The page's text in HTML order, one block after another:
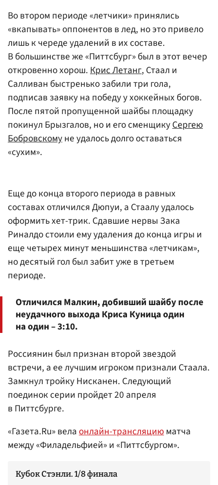
Во втором периоде «летчики» принялись
«вкапывать» оппонентов в лед, но это привело
лишь к череде удалений в их составе.
В большинстве же «Питтсбург» был в этот вечер
откровенно хорош.Крис Летанг, Стаал и
Салливан быстренько забили три гола,
подписав заявку на победу у хоккейных богов.
После пятой пропущенной шайбы площадку
покинул Брызгалов, но и его сменщикуСергею
Бобровскомуне удалось долго оставаться
«сухим».
Еще до конца второго периода в равных
составах отличился Дюпуи, а Стаалу удалось
оформить хет-трик. Сдавшие нервы Зака
Риналдо стоили ему удаления до конца игры и
еще четырех минут меньшинства «летчикам»,
но десятый гол был забит уже в третьем
периоде.
Отличился Малкин, добивший шайбу после
неудачного выхода Криса Куница один
на один – 3:10.
Россиянин был признан второй звездой
встречи, а ее лучшим игроком признали Стаала.
Замкнул тройку Нисканен. Следующий
поединок серии пройдет 20 апреля
в Питтсбурге.
«Газета.Ru» велаонлайн-трансляциюматча
между «Филадельфией» и «Питтсбургом».
Кубок Стэнли. 1/8 финала